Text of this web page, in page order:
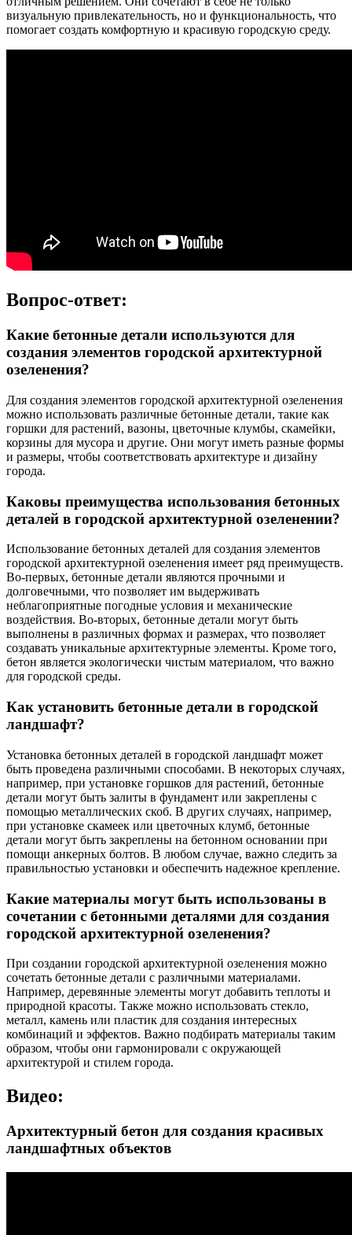
визуальную привлекательность, но и функциональность, что
помогает создать комфортную и красивую городскую среду.
Вопрос-ответ:
Какие бетонные детали используются для
создания элементов городской архитектурной
озеленения?
Для создания элементов городской архитектурной озеленения
можно использовать различные бетонные детали, такие как
горшки для растений, вазоны, цветочные клумбы, скамейки,
корзины для мусора и другие. Они могут иметь разные формы
и размеры, чтобы соответствовать архитектуре и дизайну
города.
Каковы преимущества использования бетонных
деталей в городской архитектурной озеленении?
Использование бетонных деталей для создания элементов
городской архитектурной озеленения имеет ряд преимуществ.
Во-первых, бетонные детали являются прочными и
долговечными, что позволяет им выдерживать
неблагоприятные погодные условия и механические
воздействия. Во-вторых, бетонные детали могут быть
выполнены в различных формах и размерах, что позволяет
создавать уникальные архитектурные элементы. Кроме того,
бетон является экологически чистым материалом, что важно
для городской среды.
Как установить бетонные детали в городской
ландшафт?
Установка бетонных деталей в городской ландшафт может
быть проведена различными способами. В некоторых случаях,
например, при установке горшков для растений, бетонные
детали могут быть залиты в фундамент или закреплены с
помощью металлических скоб. В других случаях, например,
при установке скамеек или цветочных клумб, бетонные
детали могут быть закреплены на бетонном основании при
помощи анкерных болтов. В любом случае, важно следить за
правильностью установки и обеспечить надежное крепление.
Какие материалы могут быть использованы в
сочетании с бетонными деталями для создания
городской архитектурной озеленения?
При создании городской архитектурной озеленения можно
сочетать бетонные детали с различными материалами.
Например, деревянные элементы могут добавить теплоты и
природной красоты. Также можно использовать стекло,
металл, камень или пластик для создания интересных
комбинаций и эффектов. Важно подбирать материалы таким
образом, чтобы они гармонировали с окружающей
архитектурой и стилем города.
Видео:
Архитектурный бетон для создания красивых
ландшафтных объектов